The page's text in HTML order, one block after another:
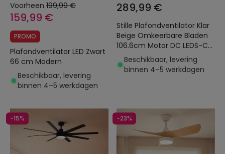
Voorheen 199,99 €
159,99 €
PROMO
Plafondventilator LED Zwart
66 cm Modern
Beschikbaar, levering
binnen 4–5 werkdagen
289,99 €
Stille Plafondventilator Klar
Beige Omkeerbare Bladen
106.6cm Motor DC LEDS-C4
30-4864-16-F9
Beschikbaar, levering
binnen 4–5 werkdagen
-15% -23%